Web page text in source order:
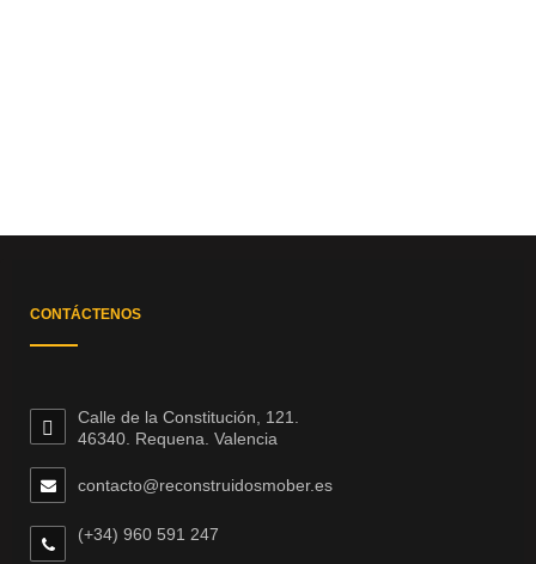
CONTÁCTENOS
Calle de la Constitución, 121.
46340. Requena. Valencia
contacto@reconstruidosmober.es
(+34) 960 591 247